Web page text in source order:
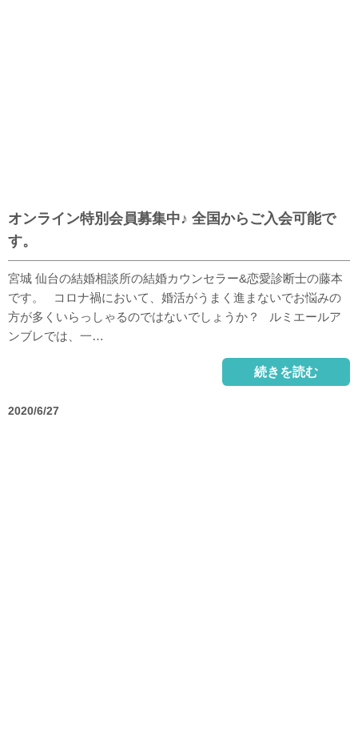
オンライン特別会員募集中♪ 全国からご入会可能で
す。
宮城 仙台の結婚相談所の結婚カウンセラー&恋愛診断士の藤本
です。 コロナ禍において、婚活がうまく進まないでお悩みの
方が多くいらっしゃるのではないでしょうか？ ルミエールア
ンブレでは、一…
続きを読む
2020/6/27